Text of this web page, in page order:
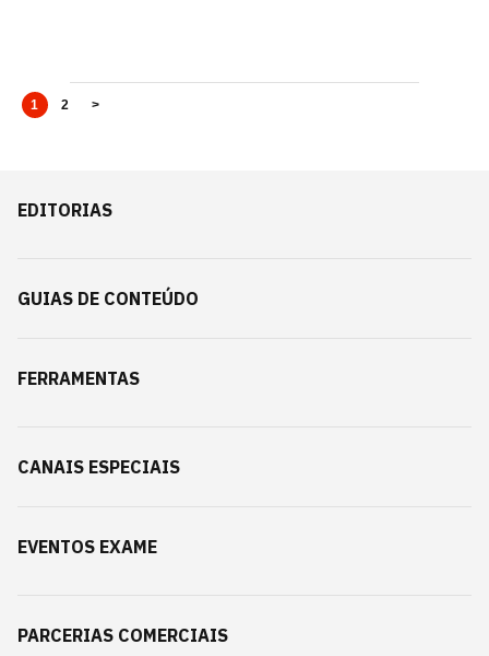
1 2 >
EDITORIAS
GUIAS DE CONTEÚDO
FERRAMENTAS
CANAIS ESPECIAIS
EVENTOS EXAME
PARCERIAS COMERCIAIS